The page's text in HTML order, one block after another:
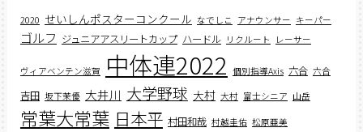
2020 せいしんポスターコンクール なでしこ アナウンサー キーパー
ゴルフ ジュニアアスリートカップ ハードル リクルート レーサー
ヴィアベンテン滋賀 中体連2022 個別指導Axis 六合 六合
吉田 坂下茉優 大井川 大学野球 大村 大村 富士シニア 山岳
常葉大常葉 日本平 村田和哉 村越圭佑 松原亜美